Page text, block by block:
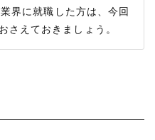
界に就職した方は、今回